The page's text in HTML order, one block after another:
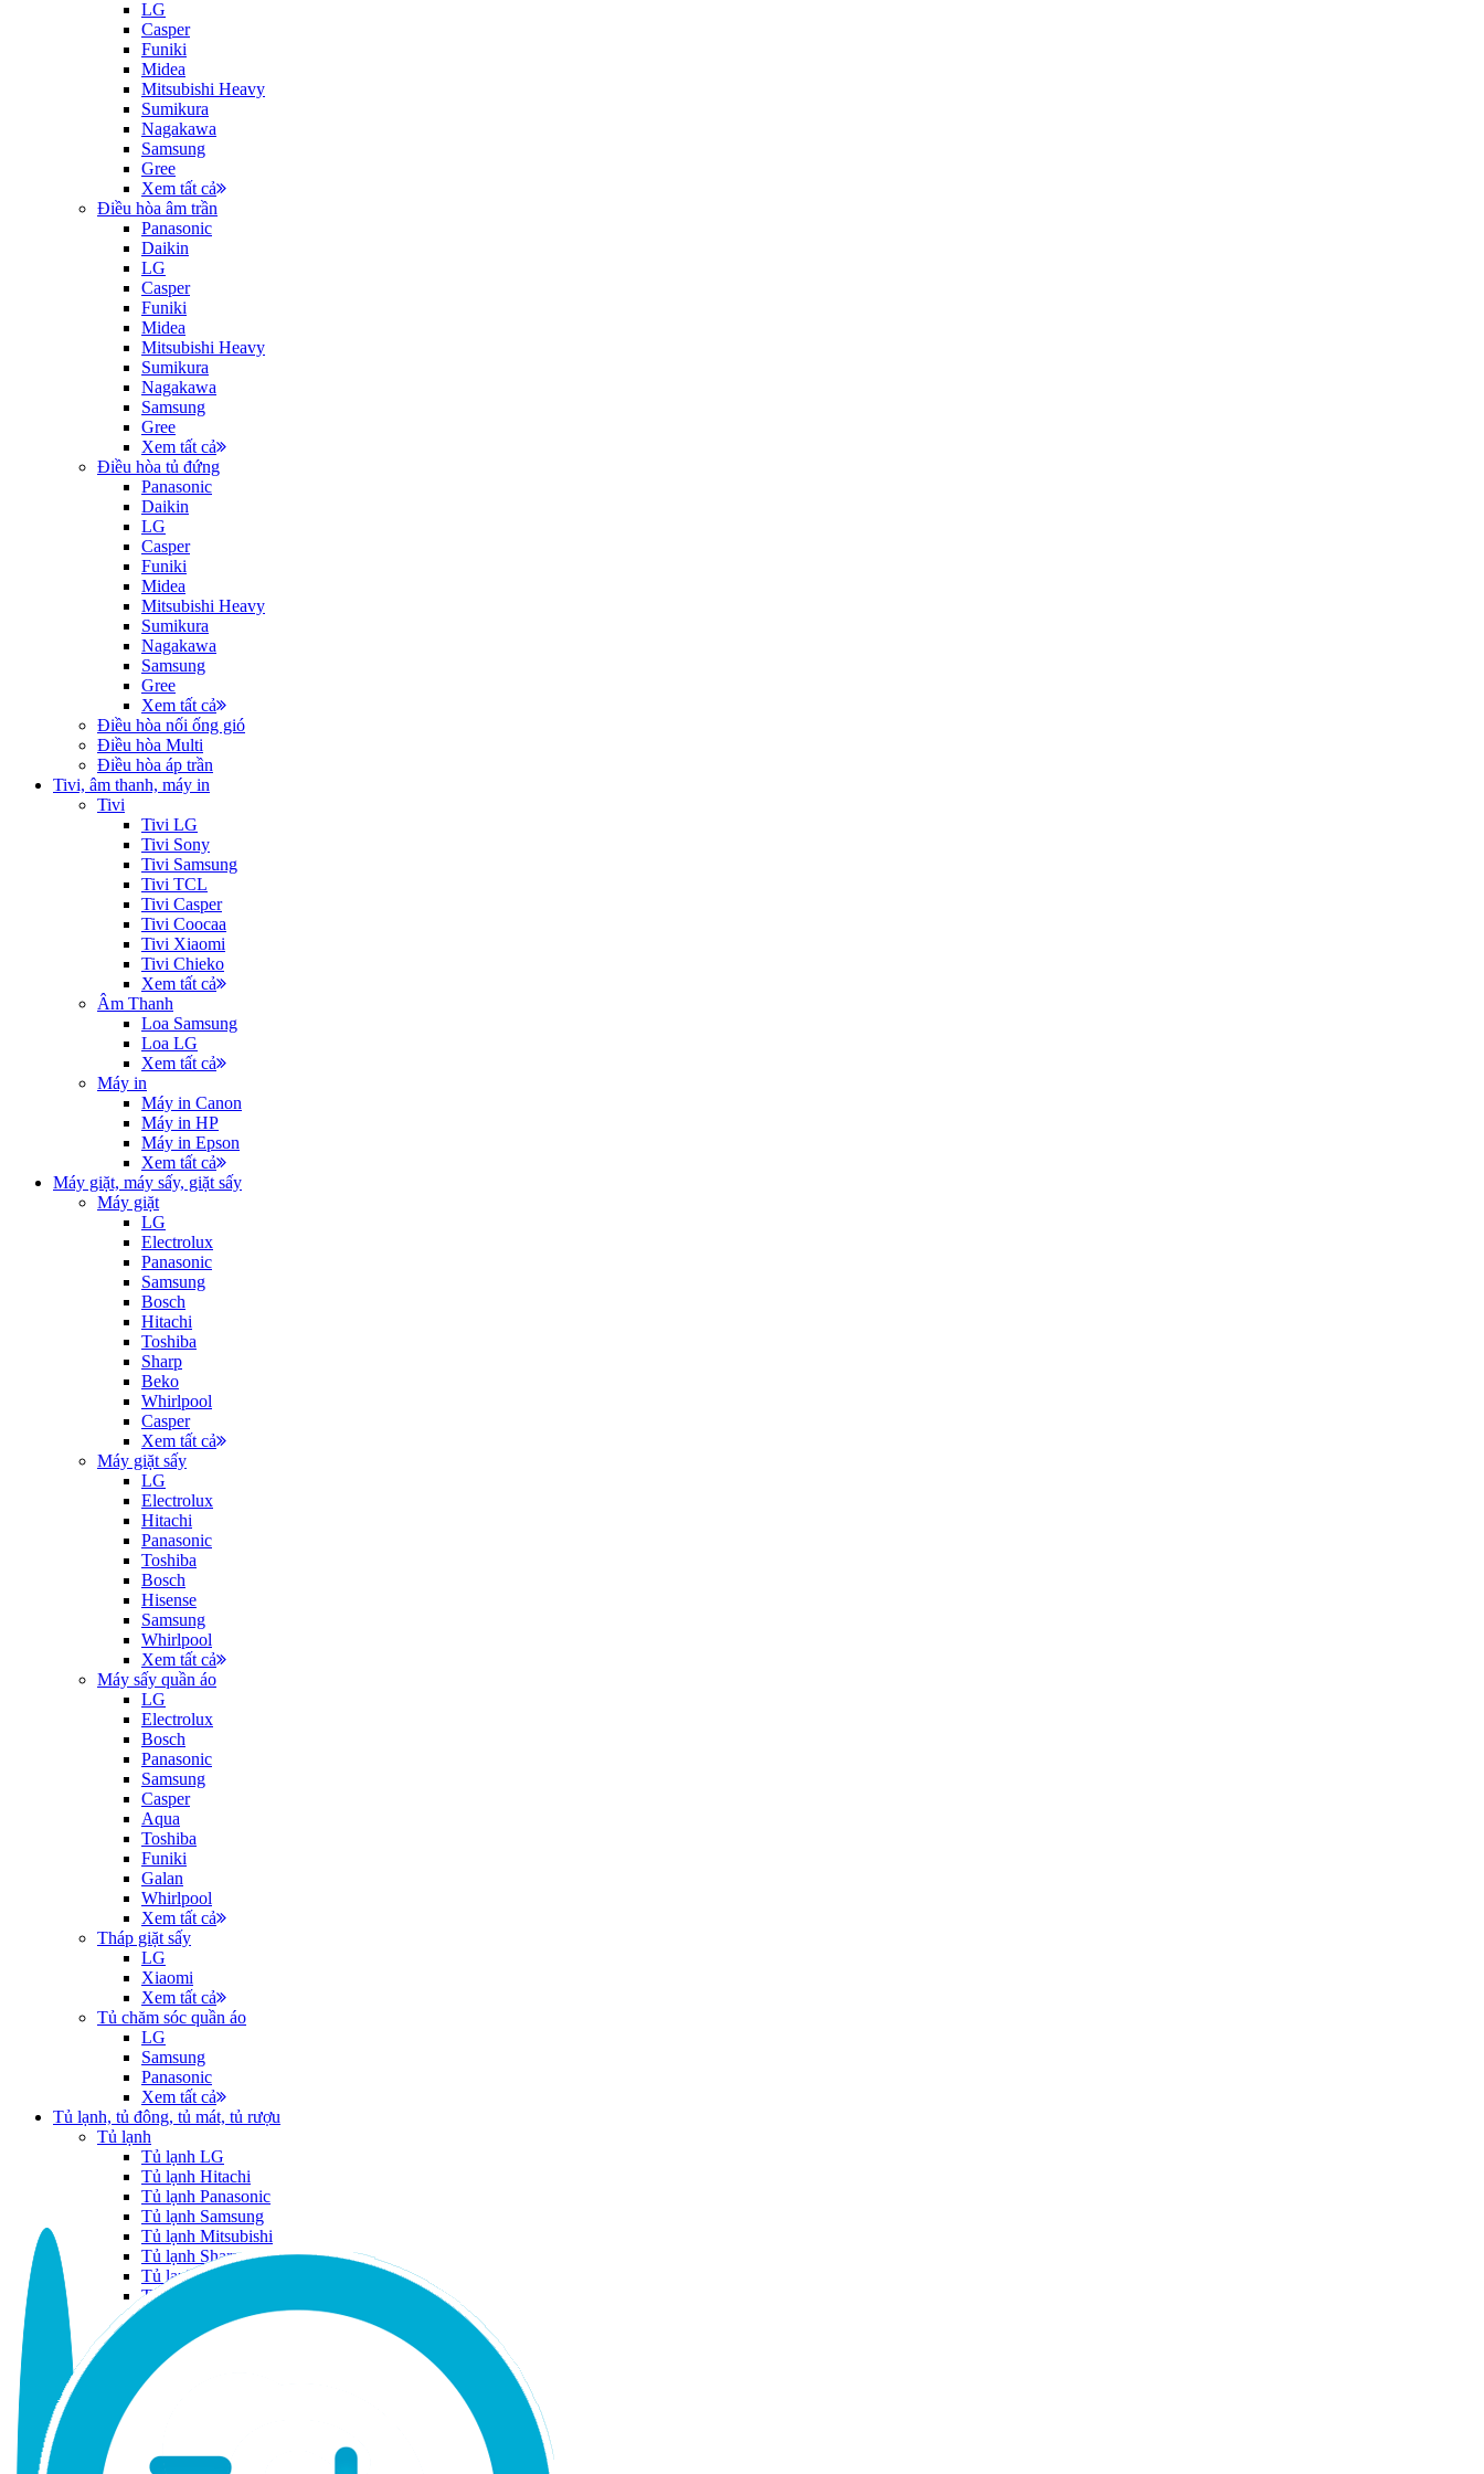
LG
Casper
Funiki
Midea
Mitsubishi Heavy
Sumikura
Nagakawa
Samsung
Gree
Xem tất cả
Điều hòa âm trần
Panasonic
Daikin
LG
Casper
Funiki
Midea
Mitsubishi Heavy
Sumikura
Nagakawa
Samsung
Gree
Xem tất cả
Điều hòa tủ đứng
Panasonic
Daikin
LG
Casper
Funiki
Midea
Mitsubishi Heavy
Sumikura
Nagakawa
Samsung
Gree
Xem tất cả
Điều hòa nối ống gió
Điều hòa Multi
Điều hòa áp trần
Tivi, âm thanh, máy in
Tivi
Tivi LG
Tivi Sony
Tivi Samsung
Tivi TCL
Tivi Casper
Tivi Coocaa
Tivi Xiaomi
Tivi Chieko
Xem tất cả
Âm Thanh
Loa Samsung
Loa LG
Xem tất cả
Máy in
Máy in Canon
Máy in HP
Máy in Epson
Xem tất cả
Máy giặt, máy sấy, giặt sấy
Máy giặt
LG
Electrolux
Panasonic
Samsung
Bosch
Hitachi
Toshiba
Sharp
Beko
Whirlpool
Casper
Xem tất cả
Máy giặt sấy
LG
Electrolux
Hitachi
Panasonic
Toshiba
Bosch
Hisense
Samsung
Whirlpool
Xem tất cả
Máy sấy quần áo
LG
Electrolux
Bosch
Panasonic
Samsung
Casper
Aqua
Toshiba
Funiki
Galan
Whirlpool
Xem tất cả
Tháp giặt sấy
LG
Xiaomi
Xem tất cả
Tủ chăm sóc quần áo
LG
Samsung
Panasonic
Xem tất cả
Tủ lạnh, tủ đông, tủ mát, tủ rượu
Tủ lạnh
Tủ lạnh LG
Tủ lạnh Hitachi
Tủ lạnh Panasonic
Tủ lạnh Samsung
Tủ lạnh Mitsubishi
Tủ lạnh Sharp
Tủ lạnh Toshiba
Tủ lạnh Aqua
Tủ lạnh Electrolux
Tủ lạnh Funiki
Tủ lạnh Casper
Xem tất cả
Tủ đông, tủ mát
Tủ đông, tủ mát Funiki